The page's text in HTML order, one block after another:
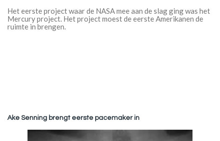
Het eerste project waar de NASA mee aan de slag ging was het
Mercury project. Het project moest de eerste Amerikanen de
ruimte in brengen.
Ake Senning brengt eerste pacemaker in